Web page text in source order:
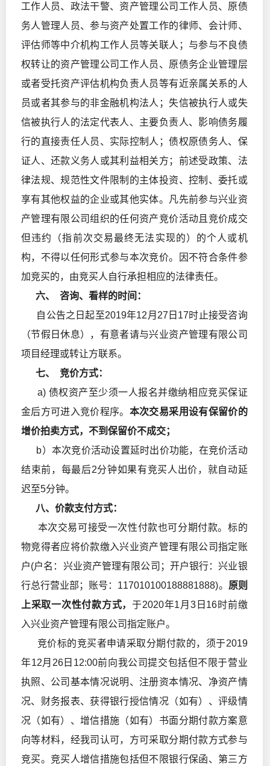
工作人员、政法干警、资产管理公司工作人员、原债
务人管理人员、参与资产处置工作的律师、会计师、
评估师等中介机构工作人员等关联人；与参与不良债
权转让的资产管理公司工作人员、原债务企业管理层
或者受托资产评估机构负责人员等有近亲属关系的人
员或者其参与的非金融机构法人；失信被执行人或失
信被执行人的法定代表人、主要负责人、影响债务履
行的直接责任人员、实际控制人；债权原债务人、保
证人、还款义务人或其利益相关方；前述受政策、法
律法规、规范性文件限制的主体投资、控制、委托或
享有其他权益的企业或其他实体。凡先前参与兴业资
产管理有限公司组织的任何资产竞价活动且竞价成交
但违约（指前次交易最终无法实现的）的个人或机
构，不得以任何形式参与本次竞价。因不符合条件参
加竞买的，由竞买人自行承担相应的法律责任。
六、 咨询、看样的时间：
自公告之日起至2019年12月27日17时止接受咨询
（节假日休息），有意者请与兴业资产管理有限公司
项目经理或转让方联系。
七、 竞价方式：
a) 债权资产至少须一人报名并缴纳相应竞买保证
金后方可进入竞价程序。 本次交易采用设有保留价的
增价拍卖方式，不到保留价不成交；
b）本次竞价活动设置延时出价功能，在竞价活动
结束前，每最后2分钟如果有竞买人出价，就自动延
迟至5分钟。
八、价款支付方式：
本次交易可接受一次性付款也可分期付款。标的
物竞得者应将价款缴入兴业资产管理有限公司指定账
户(户名：兴业资产管理有限公司；开户银行：兴业银
行总行营业部；账号：117010100188881888)。 原则
上采取一次性付款方式，于2020年1月3日16时前缴
入兴业资产管理有限公司指定账户。
竞价标的竞买者申请采取分期付款的，须于2019
年12月26日12:00前向我公司提交包括但不限于营业
执照、公司基本情况说明、注册资本情况、净资产情
况、财务报表、获得银行授信情况（如有）、评级情
况（如有）、增信措施（如有）书面分期付款方案意
向等材料，经我司认可，方可采取分期付款方式参与
竞买。竞买人增信措施包括但不限银行保函、第三方